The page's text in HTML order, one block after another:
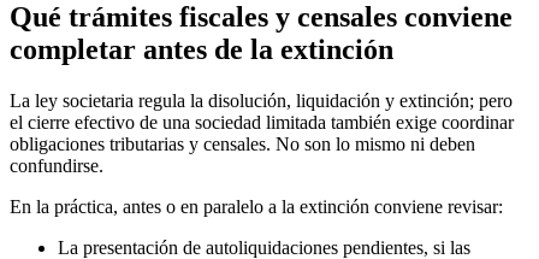
Qué trámites fiscales y censales conviene
completar antes de la extinción
La ley societaria regula la disolución, liquidación y extinción; pero
el cierre efectivo de una sociedad limitada también exige coordinar
obligaciones tributarias y censales. No son lo mismo ni deben
confundirse.
En la práctica, antes o en paralelo a la extinción conviene revisar:
La presentación de autoliquidaciones pendientes, si las